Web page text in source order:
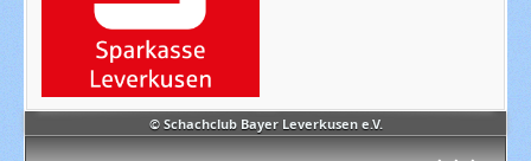
© Schachclub Bayer Leverkusen e.V.